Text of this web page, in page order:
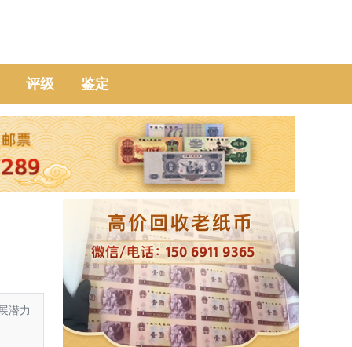
评级 鉴定
潜力